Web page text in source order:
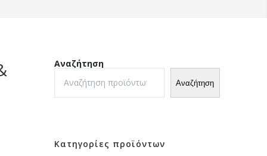
Αναζήτηση
Αναζήτηση
Κατηγορίες προϊόντων